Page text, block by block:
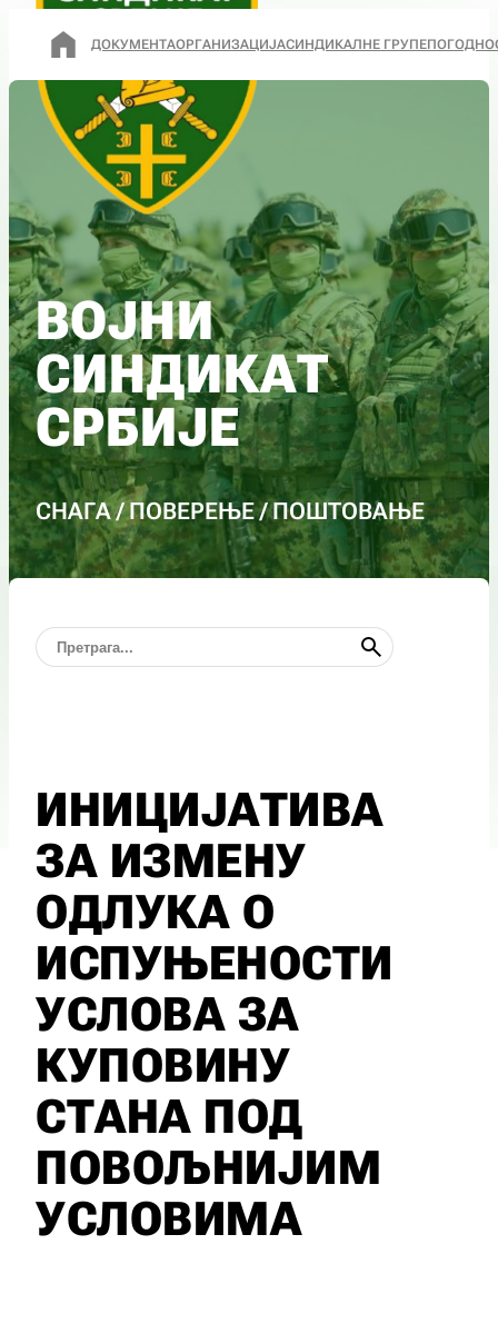
ДОКУМЕНТАОРГАНИЗАЦИЈАСИНДИКАЛНЕ ГРУПЕ
ВОЈНИ
СИНДИКАТ
СРБИЈЕ
СНАГА / ПОВЕРЕЊЕ / ПОШТОВАЊЕ
ИНИЦИЈАТИВА
ЗА ИЗМЕНУ
ОДЛУКА О
ИСПУЊЕНОСТИ
УСЛОВА ЗА
КУПОВИНУ
СТАНА ПОД
ПОВОЉНИЈИМ
УСЛОВИМА